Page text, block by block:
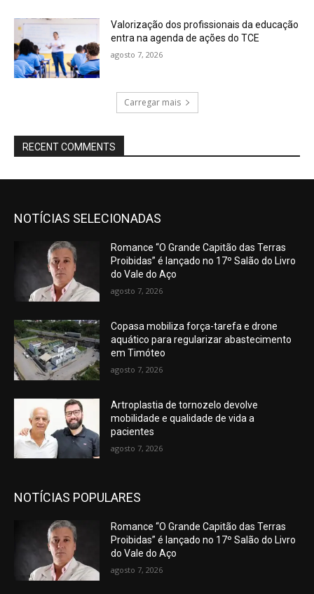
Valorização dos profissionais da educação
entra na agenda de ações do TCE
agosto 7, 2026
Carregar mais
RECENT COMMENTS
NOTÍCIAS SELECIONADAS
Romance “O Grande Capitão das Terras
Proibidas” é lançado no 17º Salão do Livro
do Vale do Aço
agosto 7, 2026
Copasa mobiliza força-tarefa e drone
aquático para regularizar abastecimento
em Timóteo
agosto 7, 2026
Artroplastia de tornozelo devolve
mobilidade e qualidade de vida a
pacientes
agosto 7, 2026
NOTÍCIAS POPULARES
Romance “O Grande Capitão das Terras
Proibidas” é lançado no 17º Salão do Livro
do Vale do Aço
agosto 7, 2026